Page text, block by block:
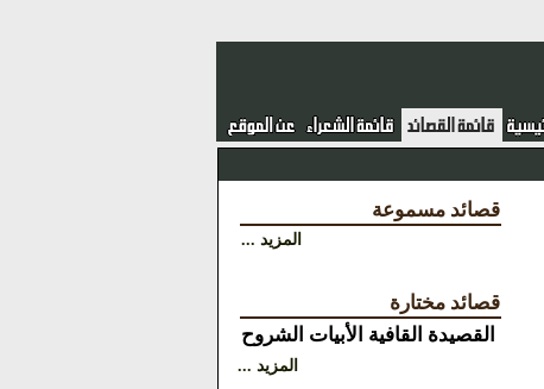
قصائد مسموعة
المزيد ...
قصائد مختارة
القصيدة القافية الأبيات الشروح
المزيد ...